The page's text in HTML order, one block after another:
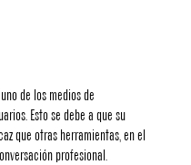
de los medios de
Esto se debe a que su
que otras herramientas, en el
profesional.